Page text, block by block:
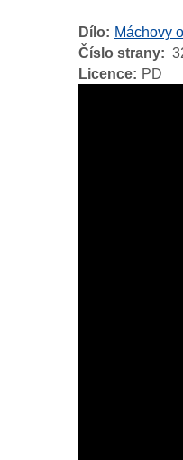
Dílo
Máchovy
Číslo strany
Licence
PD